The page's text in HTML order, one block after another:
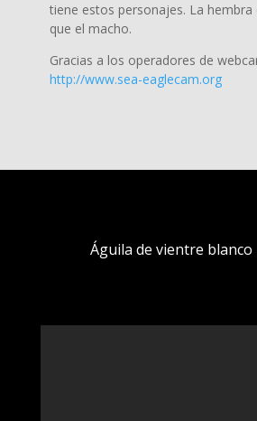
tiene estos personajes. La hembra
que el macho.
Gracias a los operadores de
http://www.sea-eaglecam.org
Águila de vientre blanco